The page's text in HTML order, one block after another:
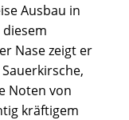
Ausbau in
Nase zeigt er
Noten von
kräftigem